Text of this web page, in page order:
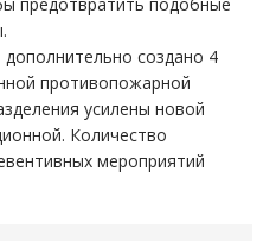
создано 4
противопожарной
усилены новой
Количество
мероприятий